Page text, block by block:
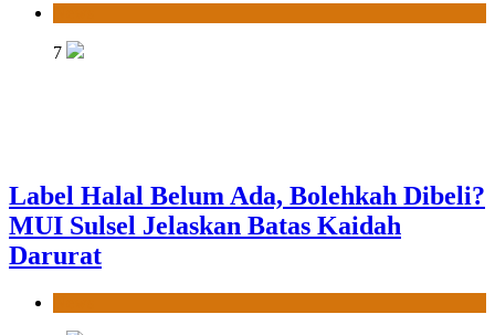
Panitia Musda IX MUI Sulsel Bangun
Sinergi dengan PT Semen Tonasa
News